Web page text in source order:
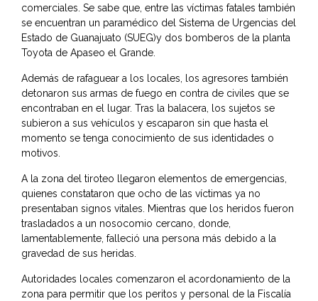
comerciales. Se sabe que, entre las víctimas fatales también
se encuentran un paramédico del Sistema de Urgencias del
Estado de Guanajuato (SUEG)y dos bomberos de la planta
Toyota de Apaseo el Grande.
Además de rafaguear a los locales, los agresores también
detonaron sus armas de fuego en contra de civiles que se
encontraban en el lugar. Tras la balacera, los sujetos se
subieron a sus vehículos y escaparon sin que hasta el
momento se tenga conocimiento de sus identidades o
motivos.
A la zona del tiroteo llegaron elementos de emergencias,
quienes constataron que ocho de las víctimas ya no
presentaban signos vitales. Mientras que los heridos fueron
trasladados a un nosocomio cercano, donde,
lamentablemente, falleció una persona más debido a la
gravedad de sus heridas.
Autoridades locales comenzaron el acordonamiento de la
zona para permitir que los peritos y personal de la Fiscalía